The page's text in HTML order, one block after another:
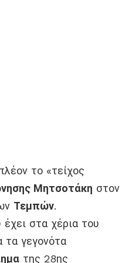
το «τείχος
Μητσοτάκη στον
Τεμπών.
έχει στα χέρια του
τα γεγονότα
της 28ης